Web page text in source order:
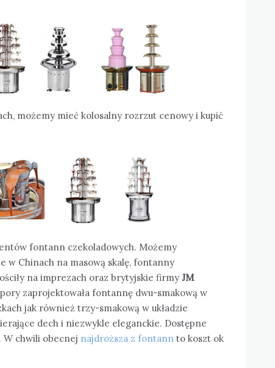
możemy mieć kolosalny rozrzut cenowy i kupić
fontann czekoladowych. Możemy
Chinach na masową skalę, fontanny
na imprezach oraz brytyjskie firmy JM
zaprojektowała fontannę dwu-smakową w
jak również trzy-smakową w układzie
dech i niezwykle eleganckie. Dostępne
W chwili obecnej najdroższa z fontann to koszt ok